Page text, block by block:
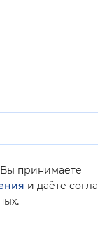
Вы принимаете
и даёте
.